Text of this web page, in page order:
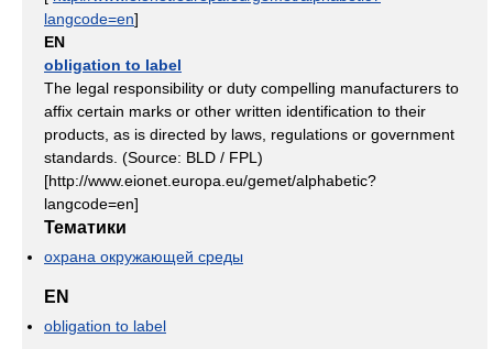
langcode=en]
EN
obligation to label
The legal responsibility or duty compelling manufacturers to
affix certain marks or other written identification to their
products, as is directed by laws, regulations or government
standards. (Source: BLD / FPL)
[http://www.eionet.europa.eu/gemet/alphabetic?
langcode=en]
Тематики
охрана окружающей среды
EN
obligation to label